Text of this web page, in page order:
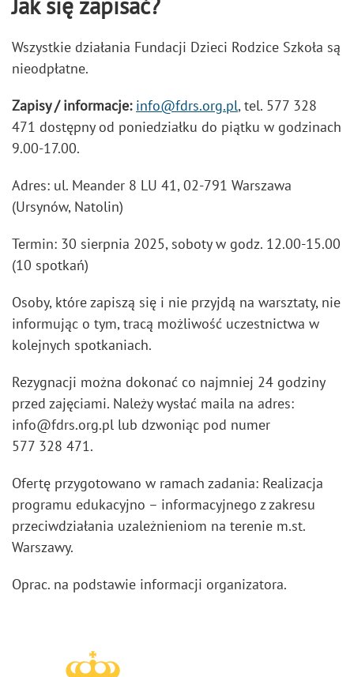
Jak się zapisać?
Wszystkie działania Fundacji Dzieci Rodzice Szkoła są
nieodpłatne.
Zapisy / informacje: info@fdrs.org.pl, tel. 577 328
471 dostępny od poniedziałku do piątku w godzinach
9.00-17.00.
Adres: ul. Meander 8 LU 41, 02-791 Warszawa
(Ursynów, Natolin)
Termin: 30 sierpnia 2025, soboty w godz. 12.00-15.00
(10 spotkań)
Osoby, które zapiszą się i nie przyjdą na warsztaty, nie
informując o tym, tracą możliwość uczestnictwa w
kolejnych spotkaniach.
Rezygnacji można dokonać co najmniej 24 godziny
przed zajęciami. Należy wysłać maila na adres:
info@fdrs.org.pl lub dzwoniąc pod numer
577 328 471.
Ofertę przygotowano w ramach zadania: Realizacja
programu edukacyjno – informacyjnego z zakresu
przeciwdziałania uzależnieniom na terenie m.st.
Warszawy.
Oprac. na podstawie informacji organizatora.